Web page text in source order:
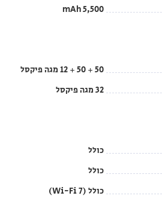
5,500 mAh
50 + 50 + 12 מגה פיקסל
32 מגה פיקסל
כולל
כולל
כולל (Wi-Fi 7)